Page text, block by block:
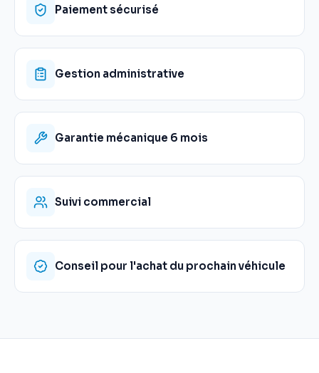
Paiement sécurisé
Gestion administrative
Garantie mécanique 6 mois
Suivi commercial
Conseil pour l'achat du prochain véhicule